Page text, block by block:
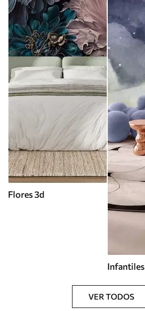
Flores 3d
Infantiles
VER TODOS